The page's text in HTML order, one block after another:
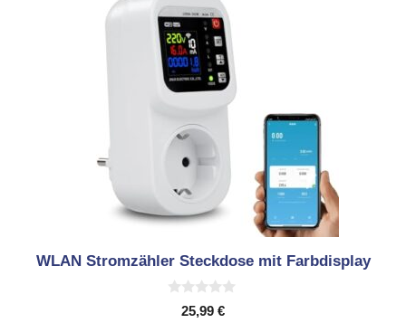
WLAN Stromzähler Steckdose mit Farbdisplay
25,99 €